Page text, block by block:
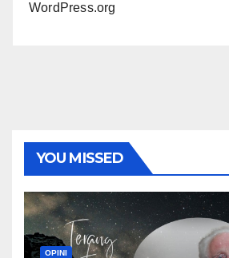
WordPress.org
YOU MISSED
OPINI